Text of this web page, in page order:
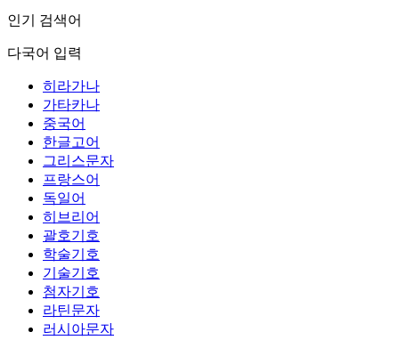
인기 검색어
다국어 입력
히라가나
가타카나
중국어
한글고어
그리스문자
프랑스어
독일어
히브리어
괄호기호
학술기호
기술기호
첨자기호
라틴문자
러시아문자